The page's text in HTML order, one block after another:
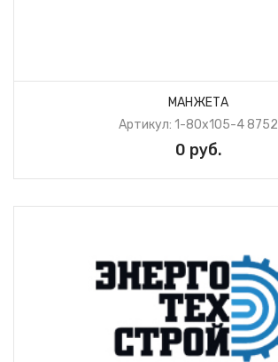
МАНЖЕТА
Артикул: 1-80х105-4 8752
0 руб.